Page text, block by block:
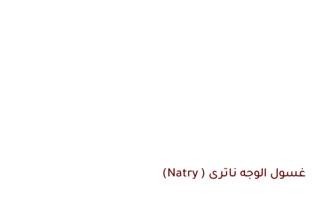
غسول الوجه ناترى ( Natry)